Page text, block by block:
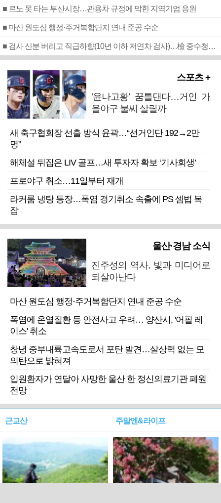
■ 르노 못 타는 부산시장…관용차 규정에 막힌 지역기업 응원
■ 마산 원도심 행정·주거복합단지 연내 준공 수순
■ 검사 신분 버리고 직급하향(10년 이하 저연차 검사)…檢 중수청행 기피
스포츠 +
‘윤나고황’ 꿈틀댄다…거인 가
을야구 불씨 살릴까
새 축구협회장 선출 방식 윤곽…“선거인단 192→2만
명”
해체설 뒤집은 LIV 골프…새 투자자 확보 ‘기사회생’
프로야구 취소…11일부터 재개
라커룸 냉탕 등장…폭염 경기취소 속출에 PS 셈법 복
잡
울산·경남 소식
진주성의 역사, 빛과 미디어로
되살아난다
마산 원도심 행정·주거복합단지 연내 준공 수순
폭염에 온열질환 등 안전사고 우려… 양산시, '어필 레
이스' 취소
창녕 중부내륙고속도로서 포탄 발견…살상력 없는 모
의탄으로 밝혀져
입원환자가 연달아 사망한 울산 한 정신의료기관 폐원
전망
근교산 주말엔&라이프